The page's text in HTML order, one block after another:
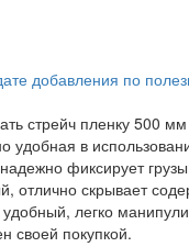
добавления по
стрейч пленку 500
удобная в
фиксирует
отлично скрывает
легко
своей покупкой.